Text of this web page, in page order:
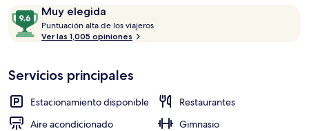
de
$381
OpinionesMuy elegida
9.6
de
10,
elegida
Puntuación alta de los viajeros
c
ó
Ver las 1,005 opiniones
Servicios principales
Estacionamiento disponible
Restaurantes
Aire acondicionado
Gimnasio